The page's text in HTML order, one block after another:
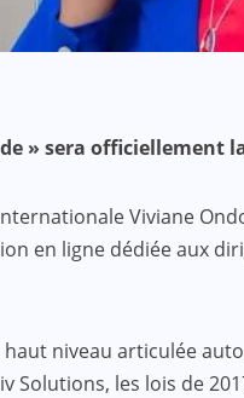
» sera officiellement
Viviane
en ligne dédiée aux
niveau articulée
Solutions, les lois de